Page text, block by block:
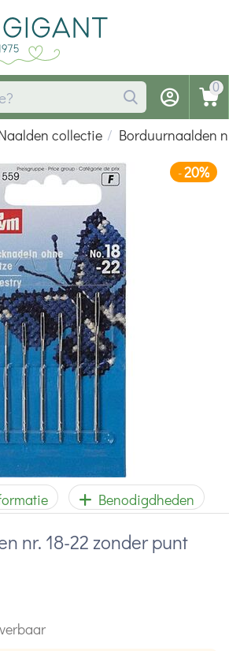
0
collectie / Borduurnaalden
-20%
Benodigdheden
nr. 18-22 zonder punt